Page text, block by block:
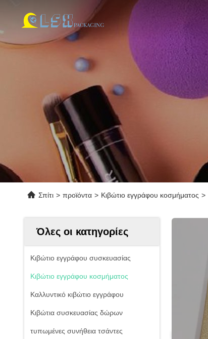
Σπίτι > προϊόντα > Κιβώτιο εγγράφου κοσμήματος >
Όλες οι κατηγορίες
Κιβώτιο εγγράφου συσκευασίας
Κιβώτιο εγγράφου κοσμήματος
Καλλυντικό κιβώτιο εγγράφου
Κιβώτια συσκευασίας δώρων
τυπωμένες συνήθεια τσάντες